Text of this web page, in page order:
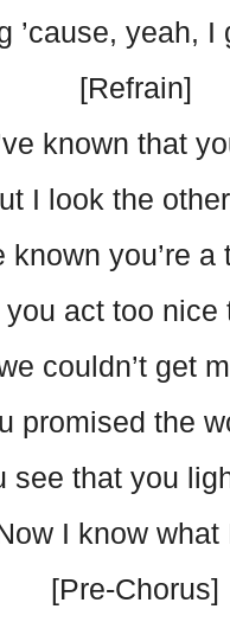
’cause, yeah,
[Refrain]
known that
I look the
known you’re
you act too nice
couldn’t get
promised the
see that you
I know what
[Pre-Chorus]